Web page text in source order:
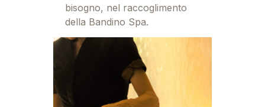
bisogno, nel raccoglimento
della Bandino Spa.